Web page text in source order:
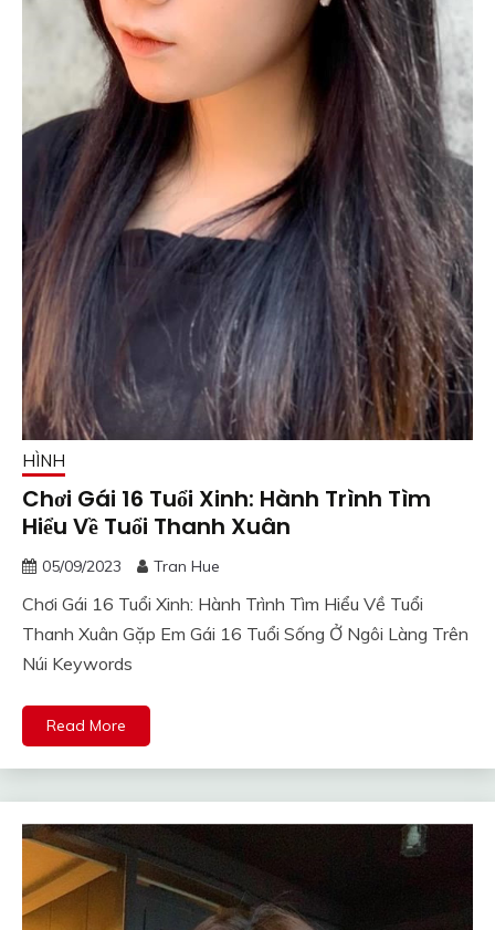
HÌNH
Chơi Gái 16 Tuổi Xinh: Hành Trình Tìm
Hiểu Về Tuổi Thanh Xuân
05/09/2023 Tran Hue
Chơi Gái 16 Tuổi Xinh: Hành Trình Tìm Hiểu Về Tuổi
Thanh Xuân Gặp Em Gái 16 Tuổi Sống Ở Ngôi Làng Trên
Núi Keywords
Read More